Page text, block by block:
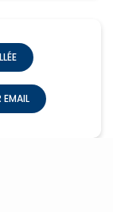
EMAIL